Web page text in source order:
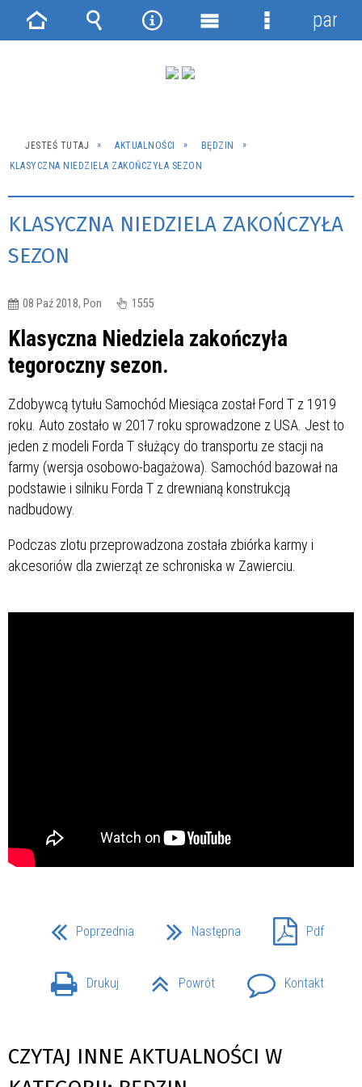
JESTEŚ TUTAJ AKTUALNOŚCI
BĘDZIN
KLASYCZNA NIEDZIELA ZAKOŃCZYŁA SEZON
KLASYCZNA NIEDZIELA ZAKOŃCZYŁA
SEZON
08 Paź 2018, Pon 1555
Klasyczna Niedziela zakończyła
tegoroczny sezon.
Zdobywcą tytułu Samochód Miesiąca został Ford T z 1919
roku. Auto zostało w 2017 roku sprowadzone z USA. Jest to
jeden z modeli Forda T służący do transportu ze stacji na
farmy (wersja osobowo-bagażowa). Samochód bazował na
podstawie i silniku Forda T z drewnianą konstrukcją
nadbudowy.
Podczas zlotu przeprowadzona została zbiórka karmy i
akcesoriów dla zwierząt ze schroniska w Zawierciu.
Poprzednia Następna Pdf
Drukuj Powrót Kontakt
CZYTAJ INNE AKTUALNOŚCI W
Strona Wyszukiwarka
NarzędziaMenu
Menu
panel